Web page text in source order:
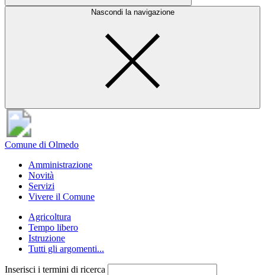
Nascondi la navigazione
Comune di Olmedo
Amministrazione
Novità
Servizi
Vivere il Comune
Agricoltura
Tempo libero
Istruzione
Tutti gli argomenti...
Inserisci i termini di ricerca